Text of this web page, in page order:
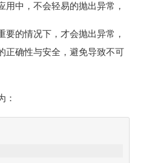
用中，不会轻易的抛出异常，
要的情况下，才会抛出异常，
正确性与安全，避免导致不可
：